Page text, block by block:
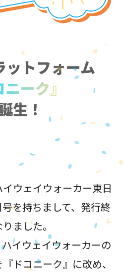
トフォーム
ーク』
生！
ウェイウォーカー東日
を持ちまして、発行終
ました。
イウェイウォーカーの
ドコニーク』に改め、